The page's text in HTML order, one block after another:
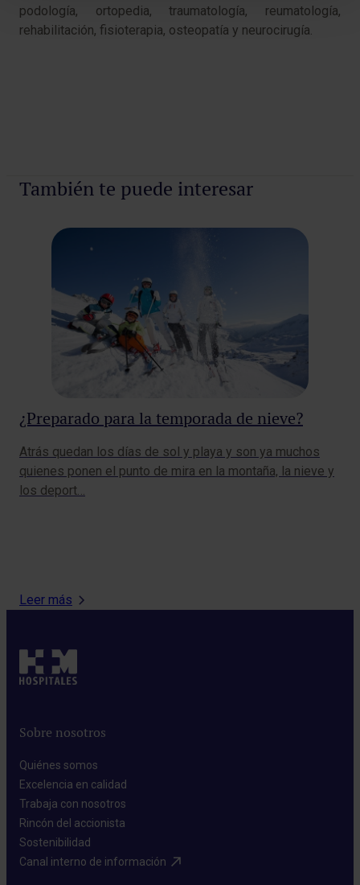
podología, ortopedia, traumatología, reumatología,
rehabilitación, fisioterapia, osteopatía y neurocirugía.
También te puede interesar
¿Preparado para la temporada de nieve?
Atrás quedan los días de sol y playa y son ya muchos
quienes ponen el punto de mira en la montaña, la nieve y
los deport…
Leer más
Sobre nosotros
Quiénes somos​
Excelencia en calidad​
Trabaja con nosotros​
Rincón del accionista​
Sostenibilidad​
Canal interno de información​